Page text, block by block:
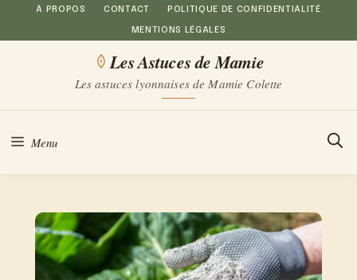
Aller
au
À PROPOS CONTACT POLITIQUE DE CONFIDENTIALITÉ
MENTIONS LÉGALES
Les Astuces de Mamie
Les astuces lyonnaises de Mamie Colette
Menu